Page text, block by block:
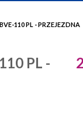
110 PL - PRZEJEZDNA
PL -